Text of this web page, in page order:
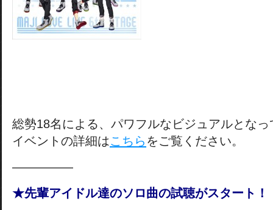
総勢18名による、パワフルなビジュアルとなっ
イベントの詳細はこちら をご覧ください。
―――――
★先輩アイドル達のソロ曲の試聴がスタート！